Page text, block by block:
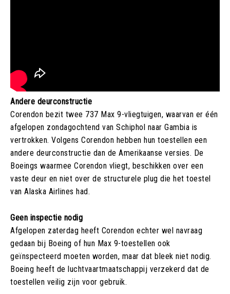
Andere deurconstructie
Corendon bezit twee 737 Max 9-vliegtuigen, waarvan er één
afgelopen zondagochtend van Schiphol naar Gambia is
vertrokken. Volgens Corendon hebben hun toestellen een
andere deurconstructie dan de Amerikaanse versies. De
Boeings waarmee Corendon vliegt, beschikken over een
vaste deur en niet over de structurele plug die het toestel
van Alaska Airlines had.
Geen inspectie nodig
Afgelopen zaterdag heeft Corendon echter wel navraag
gedaan bij Boeing of hun Max 9-toestellen ook
geïnspecteerd moeten worden, maar dat bleek niet nodig.
Boeing heeft de luchtvaartmaatschappij verzekerd dat de
toestellen veilig zijn voor gebruik.